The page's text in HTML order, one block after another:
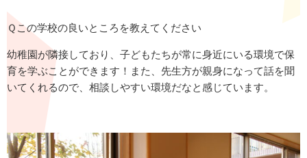
Ｑこの学校の良いところを教えてください
幼稚園が隣接しており、子どもたちが常に身近にいる環境で保
育を学ぶことができます！また、先生方が親身になって話を聞
いてくれるので、相談しやすい環境だなと感じています。